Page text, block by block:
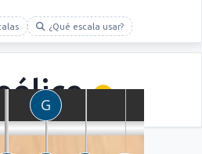
¿Qué escala usar?